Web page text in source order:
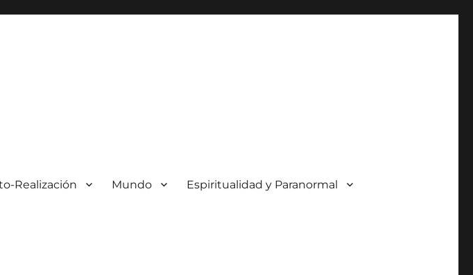
Realización Mundo Espiritualidad y Paranormal